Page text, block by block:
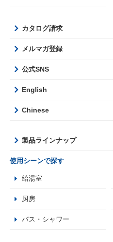
カタログ請求
メルマガ登録
公式SNS
English
Chinese
製品ラインナップ
使用シーンで探す
給湯室
厨房
バス・シャワー